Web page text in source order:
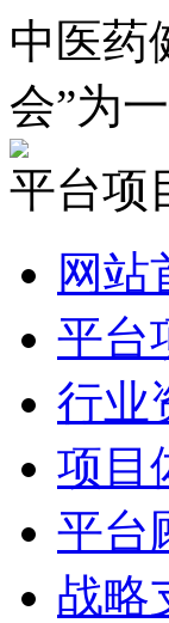
中医药
会”为
平台项
网站
平台
行业
项目
平台
战略